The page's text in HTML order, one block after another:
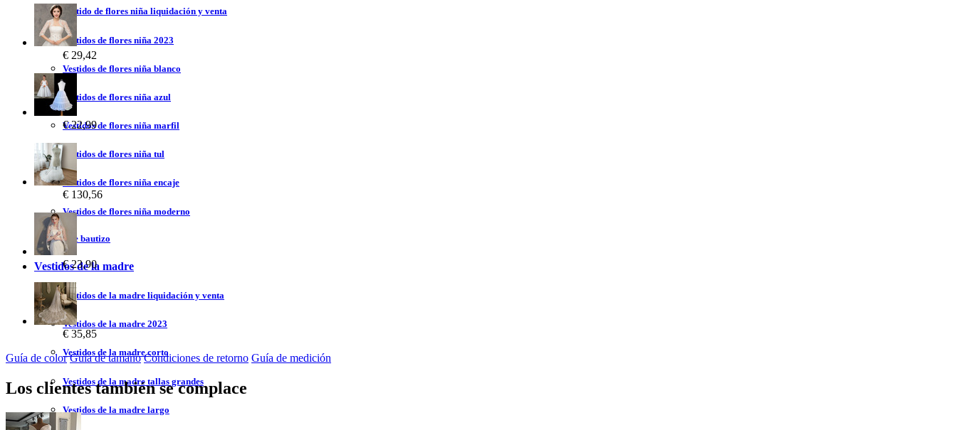
Vestido de flores niña liquidación y venta
Vestidos de flores niña 2023
Vestidos de flores niña blanco
Vestidos de flores niña azul
Vestidos de flores niña marfil
Vestidos de flores niña tul
Vestidos de flores niña encaje
Vestidos de flores niña moderno
Vestidos de bautizo
Vestidos de la madre
Vestidos de la madre liquidación y venta
Vestidos de la madre 2023
Vestidos de la madre corto
Vestidos de la madre tallas grandes
Vestidos de la madre largo
€ 29,42
€ 22,99
€ 130,56
€ 23,90
€ 35,85
Guía de color Guía de tamaño Condiciones de retorno Guía de medición
Los clientes también se complace